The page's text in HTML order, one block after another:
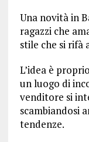
Una novità in
ragazzi che
stile che si rifà
L’idea è
un luogo di
venditore si
scambiandosi
tendenze.